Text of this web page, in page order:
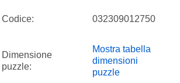
Codice: 032309012750
Dimensione
puzzle:
Mostra tabella
dimensioni
puzzle